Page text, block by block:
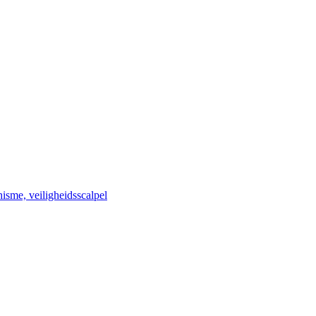
veiligheidsscalpel